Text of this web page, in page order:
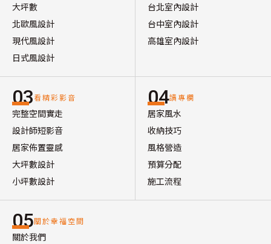
大坪數
北歐風設計
現代風設計
日式風設計
台北室內設計
台中室內設計
高雄室內設計
03看精彩影音
完整空間實走
設計師短影音
居家佈置靈感
大坪數設計
小坪數設計
04讀專欄
居家風水
收納技巧
風格營造
預算分配
施工流程
05關於幸福空間
關於我們